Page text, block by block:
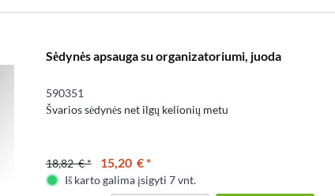
Sėdynės apsauga su organizatoriumi, juoda
590351
Švarios sėdynės net ilgų kelionių metu
18,82 € * 15,20 € *
Iš karto galima įsigyti 7 vnt.